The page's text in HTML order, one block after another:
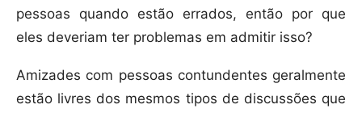
pessoas quando estão errados, então por que
eles deveriam ter problemas em admitir isso?
Amizades com pessoas contundentes geralmente
estão livres dos mesmos tipos de discussões que